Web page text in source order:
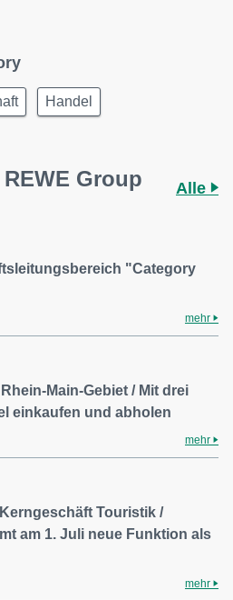
Handel
Group Alle
"Category
mehr
Main-Gebiet / Mit drei
einkaufen und abholen
mehr
Touristik /
am 1. Juli neue Funktion als
mehr